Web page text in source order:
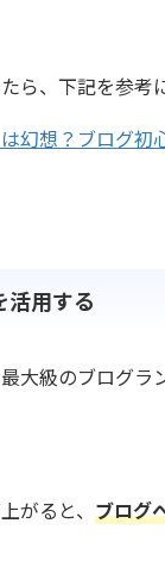
ら、下記を参考
幻想？ブログ
活用する
大級のブログラ
がると、 ブログ